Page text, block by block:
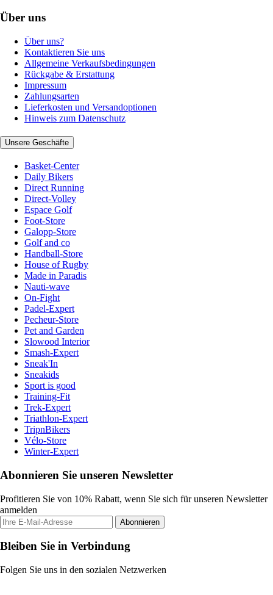
Über uns
Über uns?
Kontaktieren Sie uns
Allgemeine Verkaufsbedingungen
Rückgabe & Erstattung
Impressum
Zahlungsarten
Lieferkosten und Versandoptionen
Hinweis zum Datenschutz
Unsere Geschäfte
Basket-Center
Daily Bikers
Direct Running
Direct-Volley
Espace Golf
Foot-Store
Galopp-Store
Golf and co
Handball-Store
House of Rugby
Made in Paradis
Nauti-wave
On-Fight
Padel-Expert
Pecheur-Store
Pet and Garden
Slowood Interior
Smash-Expert
Sneak'In
Sneakids
Sport is good
Training-Fit
Trek-Expert
Triathlon-Expert
TripnBikers
Vélo-Store
Winter-Expert
Abonnieren Sie unseren Newsletter
Profitieren Sie von 10% Rabatt, wenn Sie sich für unseren Newsletter
anmelden
Abonnieren
Bleiben Sie in Verbindung
Folgen Sie uns in den sozialen Netzwerken